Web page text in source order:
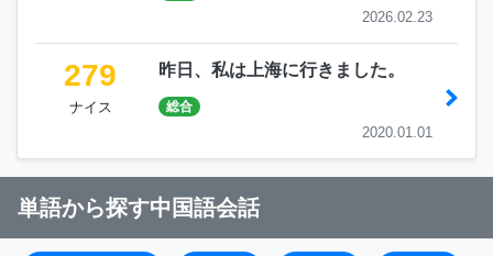
2026.02.23
279
ナイス
昨日、私は上海に行きました。
総合
2020.01.01
単語から探す中国語会話